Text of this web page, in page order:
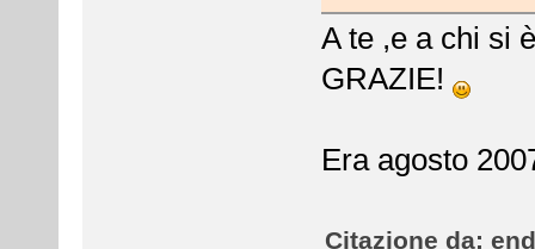
A te ,e a chi si
GRAZIE!
Era agosto
Citazione da: